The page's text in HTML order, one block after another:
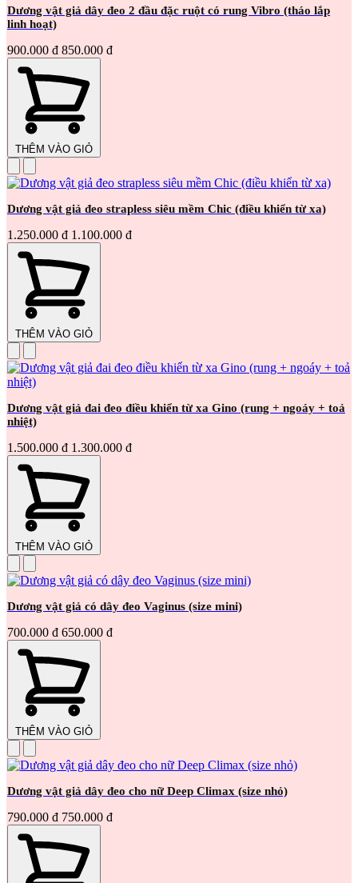
Dương vật giả dây đeo 2 đầu đặc ruột có rung Vibro (tháo lắp
linh hoạt)
900.000 đ 850.000 đ
THÊM VÀO GIỎ
Dương vật giả đeo strapless siêu mềm Chic (điều khiển từ xa)
1.250.000 đ 1.100.000 đ
THÊM VÀO GIỎ
Dương vật giả đai đeo điều khiển từ xa Gino (rung + ngoáy + toả
nhiệt)
1.500.000 đ 1.300.000 đ
THÊM VÀO GIỎ
Dương vật giả có dây đeo Vaginus (size mini)
700.000 đ 650.000 đ
THÊM VÀO GIỎ
Dương vật giả dây đeo cho nữ Deep Climax (size nhỏ)
790.000 đ 750.000 đ